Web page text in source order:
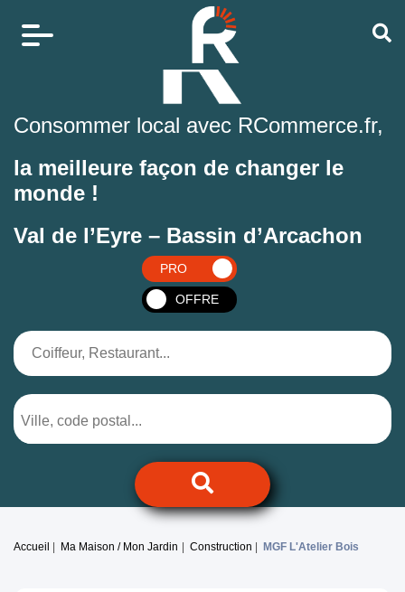
Consommer local avec RCommerce.fr,
la meilleure façon de changer le
monde !
Val de l’Eyre – Bassin d’Arcachon
PRO
OFFRE
Accueil Ma Maison / Mon Jardin Construction MGF L'Atelier Bois